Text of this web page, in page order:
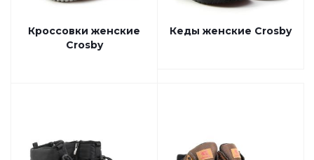
Кроссовки женские
Crosby
Кеды женские Crosby